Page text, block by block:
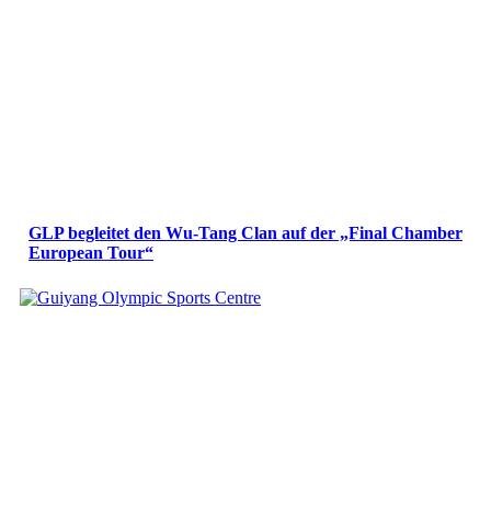
GLP begleitet den Wu-Tang Clan auf der „Final Chamber
European Tour“